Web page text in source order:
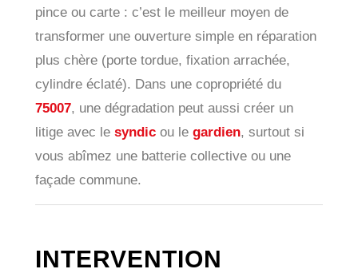
pince ou carte : c’est le meilleur moyen de
transformer une ouverture simple en réparation
plus chère (porte tordue, fixation arrachée,
cylindre éclaté). Dans une copropriété du
75007, une dégradation peut aussi créer un
litige avec le syndicou le gardien, surtout si
vous abîmez une batterie collective ou une
façade commune.
INTERVENTION